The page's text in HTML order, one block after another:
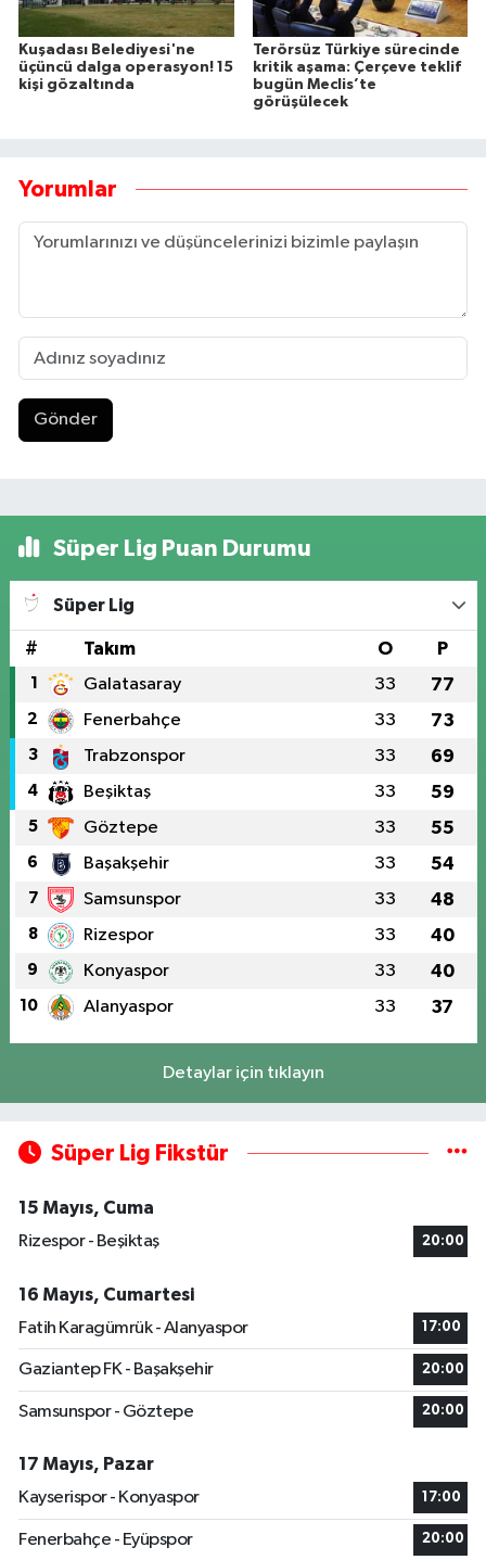
Kuşadası Belediyesi'ne
üçüncü dalga operasyon! 15
kişi gözaltında
Terörsüz Türkiye sürecinde
kritik aşama: Çerçeve teklif
bugün Meclis’te
görüşülecek
Yorumlar
Gönder
Süper Lig Puan Durumu
Süper Lig
# Takım O P
1 Galatasaray 33 77
2 Fenerbahçe 33 73
3 Trabzonspor 33 69
4 Beşiktaş 33 59
5 Göztepe 33 55
6 Başakşehir 33 54
7 Samsunspor 33 48
8 Rizespor 33 40
9 Konyaspor 33 40
10 Alanyaspor 33 37
Detaylar için tıklayın
Süper Lig Fikstür
15 Mayıs, Cuma
Rizespor - Beşiktaş
20:00
16 Mayıs, Cumartesi
Fatih Karagümrük - Alanyaspor
17:00
Gaziantep FK - Başakşehir 20:00
Samsunspor - Göztepe 20:00
17 Mayıs, Pazar
Kayserispor - Konyaspor
17:00
Fenerbahçe - Eyüpspor 20:00